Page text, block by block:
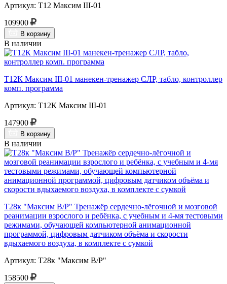
Артикул: Т12 Максим III-01
109900
В корзину
В наличии
Т12К Максим III-01 манекен-тренажер СЛР, табло, контроллер
комп. программа
Артикул: Т12К Максим III-01
147900
В корзину
В наличии
Т28к "Максим В/Р" Тренажёр сердечно-лёгочной и мозговой
реанимации взрослого и ребёнка, с учебным и 4-мя тестовыми
режимами, обучающей компьютерной анимационной
программой, цифровым датчиком объёма и скорости
вдыхаемого воздуха, в комплекте с сумкой
Артикул: Т28к "Максим В/Р"
158500